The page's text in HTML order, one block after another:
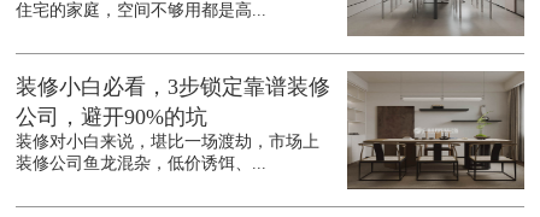
住宅的家庭，空间不够用都是高...
装修小白必看，3步锁定靠谱装修
公司，避开90%的坑
装修对小白来说，堪比一场渡劫，市场上
装修公司鱼龙混杂，低价诱饵、...